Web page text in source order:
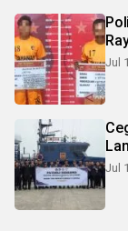
Jul
Jul